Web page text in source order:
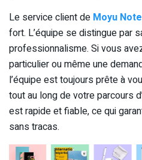
Le service client de Moyu
fort. L’équipe se distingue par
professionnalisme. Si vous
particulier ou même une
l’équipe est toujours prête à
tout au long de votre parcours
est rapide et fiable, ce qui
sans tracas.